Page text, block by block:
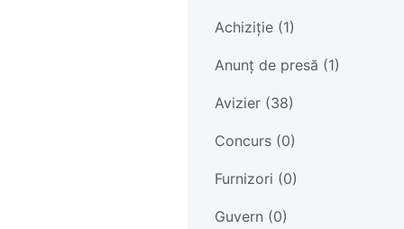
Achiziție (1)
Anunț de presă (1)
Avizier (38)
Concurs (0)
Furnizori (0)
Guvern (0)